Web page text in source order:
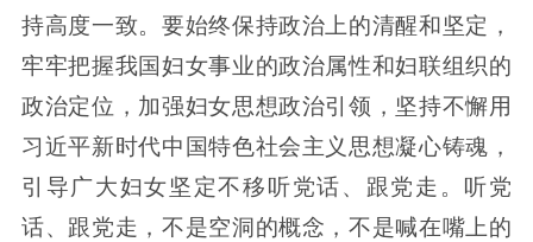
持高度一致。要始终保持政治上的清醒和坚定，
牢牢把握我国妇女事业的政治属性和妇联组织的
政治定位，加强妇女思想政治引领，坚持不懈用
习近平新时代中国特色社会主义思想凝心铸魂，
引导广大妇女坚定不移听党话、跟党走。听党
话、跟党走，不是空洞的概念，不是喊在嘴上的